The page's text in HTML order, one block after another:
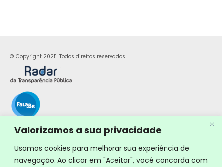
Valorizamos a sua privacidade
Usamos cookies para melhorar sua experiência de
navegação. Ao clicar em "Aceitar", você concorda com
© Copyright 2025. Todos direitos reservados.